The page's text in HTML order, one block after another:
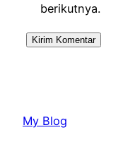
berikutnya.
My Blog